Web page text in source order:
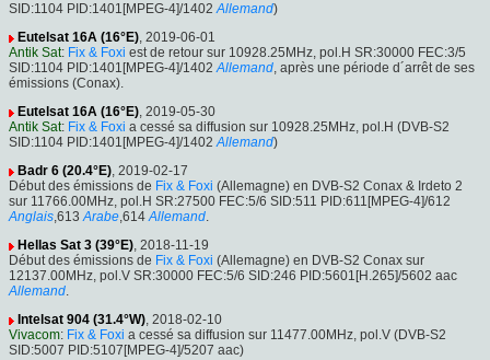
SID:1104 PID:1401[MPEG-4]/1402 Allemand)
Eutelsat 16A (16°E), 2019-06-01
Antik Sat: Fix & Foxi est de retour sur 10928.25MHz, pol.H SR:30000 FEC:3/5
SID:1104 PID:1401[MPEG-4]/1402 Allemand, après une période d´arrêt de ses
émissions (Conax).
Eutelsat 16A (16°E), 2019-05-30
Antik Sat: Fix & Foxi a cessé sa diffusion sur 10928.25MHz, pol.H (DVB-S2
SID:1104 PID:1401[MPEG-4]/1402 Allemand)
Badr 6 (20.4°E), 2019-02-17
Début des émissions de Fix & Foxi (Allemagne) en DVB-S2 Conax & Irdeto 2
sur 11766.00MHz, pol.H SR:27500 FEC:5/6 SID:511 PID:611[MPEG-4]/612
Anglais,613 Arabe,614 Allemand.
Hellas Sat 3 (39°E), 2018-11-19
Début des émissions de Fix & Foxi (Allemagne) en DVB-S2 Conax sur
12137.00MHz, pol.V SR:30000 FEC:5/6 SID:246 PID:5601[H.265]/5602 aac
Allemand.
Intelsat 904 (31.4°W), 2018-02-10
Vivacom: Fix & Foxi a cessé sa diffusion sur 11477.00MHz, pol.V (DVB-S2
SID:5007 PID:5107[MPEG-4]/5207 aac)